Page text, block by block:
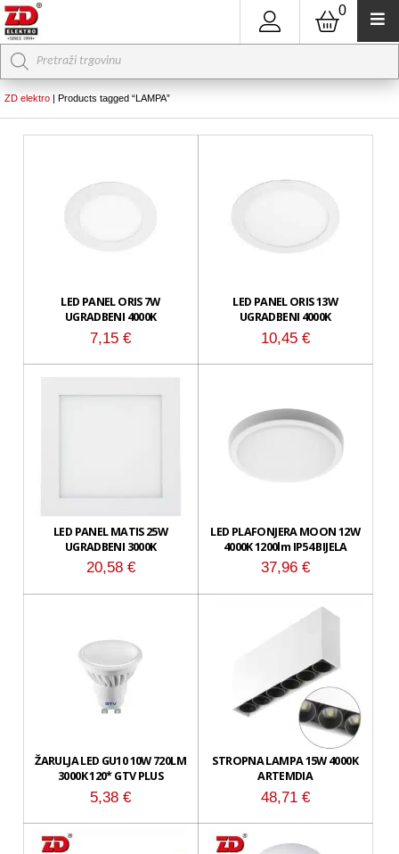
0
Products
search
ZD elektro | Products tagged “LAMPA”
LED PANEL ORIS 7W
UGRADBENI 4000K
7,15€
LED PANEL ORIS 13W
UGRADBENI 4000K
10,45€
LED PANEL MATIS 25W
UGRADBENI 3000K
20,58 €
LED PLAFONJERA MOON 12W
4000K 1200lm IP54 BIJELA
37,96€
ŽARULJA LED GU10 10W 720LM
3000K 120* GTV PLUS
5,38€
STROPNA LAMPA 15W 4000K
ARTEMDIA
48,71€